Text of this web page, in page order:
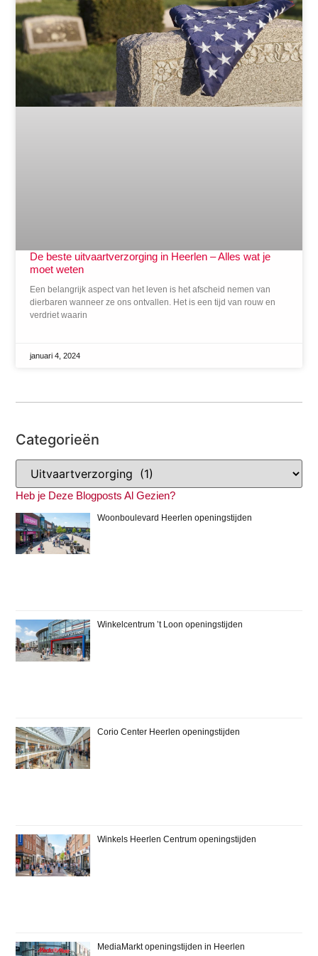
Categorieën
Heb je Deze Blogposts Al Gezien?
Woonboulevard Heerlen openingstijden
Winkelcentrum ’t Loon openingstijden
Corio Center Heerlen openingstijden
Winkels Heerlen Centrum openingstijden
MediaMarkt openingstijden in Heerlen
De beste uitvaartverzorging in Heerlen – Alles wat je
moet weten
Een belangrijk aspect van het leven is het afscheid nemen van
dierbaren wanneer ze ons ontvallen. Het is een tijd van rouw en
verdriet waarin
januari 4, 2024